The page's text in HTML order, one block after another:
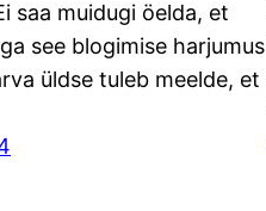
saa muidugi öelda, et
see blogimise harjumus
üldse tuleb meelde, et